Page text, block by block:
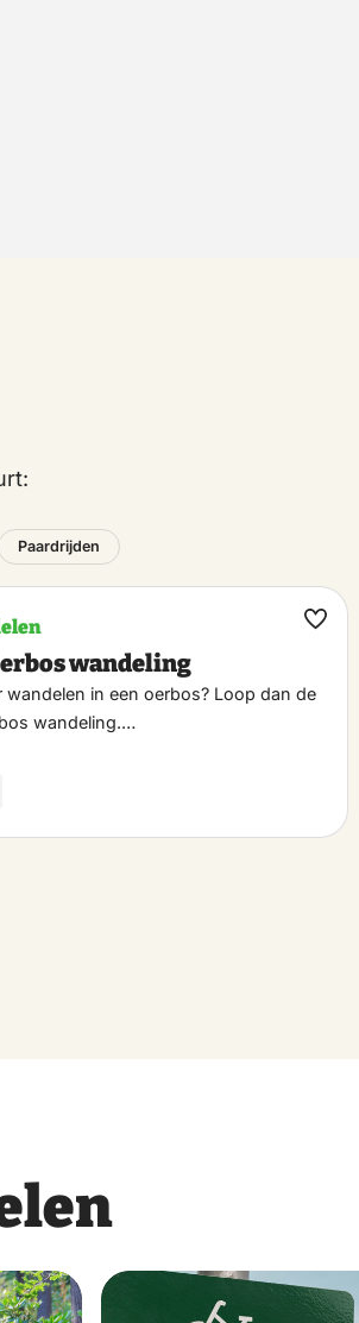
Paardrijden
wandeling
wandelen in een oerbos? Loop dan de
wandeling.…
Maak